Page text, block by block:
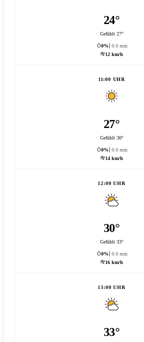
24°
Gefühlt 27°
0%
0.0 mm
12 km/h
11:00 UHR
27°
Gefühlt 30°
0%
0.0 mm
14 km/h
12:00 UHR
30°
Gefühlt 33°
0%
0.0 mm
16 km/h
13:00 UHR
33°